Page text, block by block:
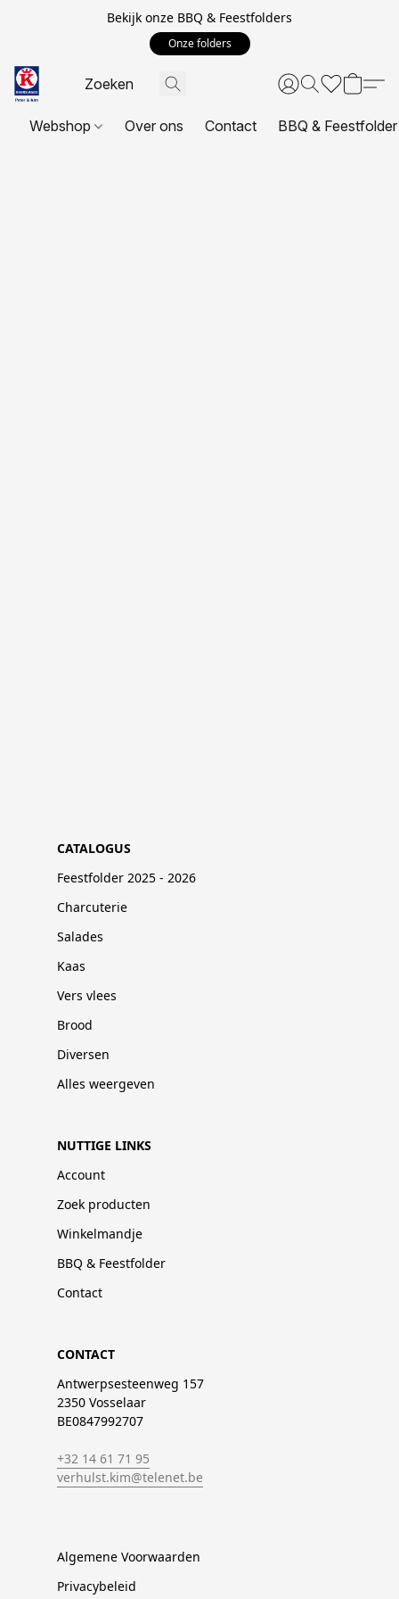
Bekijk onze BBQ & Feestfolders
Onze folders
Webshop Over ons Contact BBQ & Feestfolder
CATALOGUS
Feestfolder 2025 - 2026
Charcuterie
Salades
Kaas
Vers vlees
Brood
Diversen
Alles weergeven
NUTTIGE LINKS
Account
Zoek producten
Winkelmandje
BBQ & Feestfolder
Contact
CONTACT
Antwerpsesteenweg 157
2350 Vosselaar
BE0847992707
+32 14 61 71 95
verhulst.kim@telenet.be
Algemene Voorwaarden
Privacybeleid